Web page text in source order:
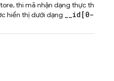
thì mã nhận dạng thực thể
hiển thị dưới dạng __id[0-